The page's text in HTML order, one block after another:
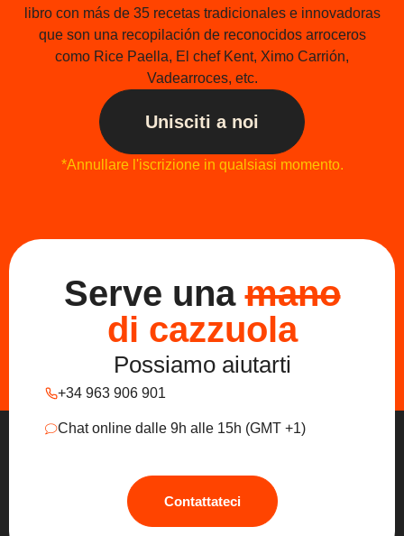
libro con más de 35 recetas tradicionales e innovadoras
que son una recopilación de reconocidos arroceros
como Rice Paella, El chef Kent, Ximo Carrión,
Vadearroces, etc.
Unisciti a noi
*Annullare l'iscrizione in qualsiasi momento.
Serve unamano
di cazzuola
Possiamo aiutarti
+34 963 906 901
Chat online dalle 9h alle 15h (GMT +1)
Contattateci